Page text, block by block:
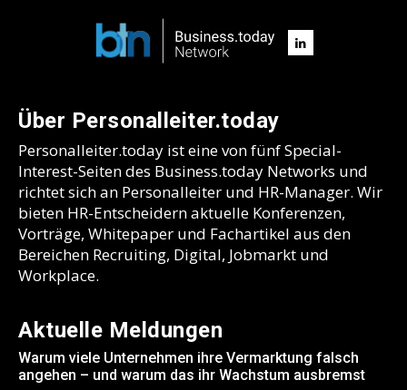
Über Personalleiter.today
Personalleiter.today ist eine von fünf Special-
Interest-Seiten des Business.today Networks und
richtet sich an Personalleiter und HR-Manager. Wir
bieten HR-Entscheidern aktuelle Konferenzen,
Vorträge, Whitepaper und Fachartikel aus den
Bereichen Recruiting, Digital, Jobmarkt und
Workplace.
Aktuelle Meldungen
Warum viele Unternehmen ihre Vermarktung falsch
angehen – und warum das ihr Wachstum ausbremst